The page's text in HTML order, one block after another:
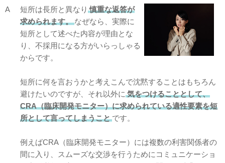
A 短所は長所と異なり 慎重な返答が
求められます。なぜなら、実際に
短所として述べた内容が理由とな
り、不採用になる方がいらっしゃる
からです。
短所に何を言おうかと考えこんで沈黙することはもちろん
避けたいのですが、それ以外に 気をつけることとして、
CRA（臨床開発モニター）に求められている適性要素を短
所として言ってしまうことです。
例えばCRA（臨床開発モニター）には複数の利害関係者の
間に入り、スムーズな交渉を行うためにコミュニケーショ